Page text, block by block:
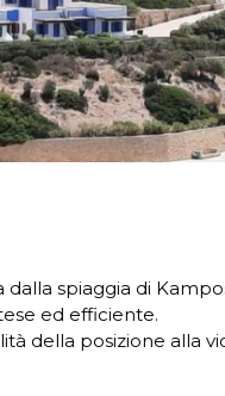
spiaggia di
ed efficiente.
della posizione alla